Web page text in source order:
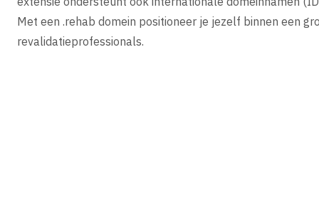
Met een .rehab domein positioneer je jezelf binnen een
revalidatieprofessionals.